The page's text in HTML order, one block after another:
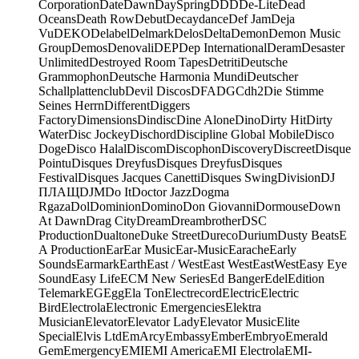
CorporationDateDawnDaySpringDDDDe-LiteDead
OceansDeath RowDebutDecaydanceDef JamDeja
VuDEKODelabelDelmarkDelosDeltaDemonDemon Music
GroupDemosDenovaliDEPDep InternationalDeramDesaster
UnlimitedDestroyed Room TapesDetritiDeutsche
GrammophonDeutsche Harmonia MundiDeutscher
SchallplattenclubDevil DiscosDFADGCdh2Die Stimme
Seines HerrnDifferentDiggers
FactoryDimensionsDindiscDine AloneDinoDirty HitDirty
WaterDisc JockeyDischordDiscipline Global MobileDisco
DogeDisco HalalDiscomDiscophonDiscoveryDiscreetDisque
PointuDisques DreyfusDisques DreyfusDisques
FestivalDisques Jacques CanettiDisques SwingDivisionDJ
ПЛАЩDJMDo ItDoctor JazzDogma
RgazaDolDominionDominoDon GiovanniDormouseDown
At DawnDrag CityDreamDreambrotherDSC
ProductionDualtoneDuke StreetDurecoDuriumDusty BeatsE
A ProductionEarEar MusicEar-MusicEaracheEarly
SoundsEarmarkEarthEast / WestEast WestEastWestEasy Eye
SoundEasy LifeECM New SeriesEd BangerEdelEdition
TelemarkEGEggEla TonElectrecordElectricElectric
BirdElectrolaElectronic EmergenciesElektra
MusicianElevatorElevator LadyElevator MusicElite
SpecialElvis LtdEmArcyEmbassyEmberEmbryoEmerald
GemEmergencyEMIEMI AmericaEMI ElectrolaEMI-